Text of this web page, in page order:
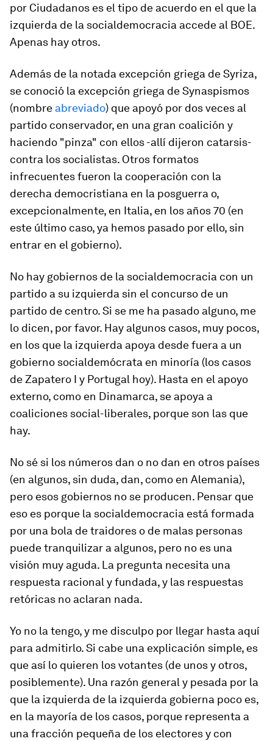
por Ciudadanos es el tipo de acuerdo en el que la
izquierda de la socialdemocracia accede al BOE.
Apenas hay otros.
Además de la notada excepción griega deSyriza,
se conoció la excepción griega deSynaspismos
(nombre abreviado) que apoyó por dos veces al
partido conservador, en una gran coalición y
haciendo "pinza" con ellos -allí dijeron catarsis-
contra los socialistas. Otros formatos
infrecuentes fueron la cooperación con la
derecha democristiana en la posguerra o,
excepcionalmente, en Italia, en los años 70 (en
este último caso, ya hemos pasado por ello, sin
entrar en el gobierno).
No hay gobiernos de la socialdemocracia con un
partido a su izquierda sin el concurso de un
partido de centro. Si se me ha pasado alguno, me
lo dicen, por favor. Hay algunos casos, muy pocos,
en los que la izquierda apoya desde fuera a un
gobierno socialdemócrata en minoría (los casos
de Zapatero I y Portugal hoy). Hasta en el apoyo
externo, como en Dinamarca, se apoya a
coaliciones social-liberales, porque son las que
hay.
No sé si los números dan o no dan en otros países
(en algunos, sin duda, dan, como en Alemania),
pero esos gobiernos no se producen. Pensar que
eso es porque la socialdemocracia está formada
por una bola de traidores o de malas personas
puede tranquilizar a algunos, pero no es una
visión muy aguda. La pregunta necesita una
respuesta racional y fundada, y las respuestas
retóricas no aclaran nada.
Yo no la tengo, y me disculpo por llegar hasta aquí
para admitirlo. Si cabe una explicación simple, es
que así lo quieren los votantes (de unos y otros,
posiblemente). Una razón general y pesada por la
que la izquierda de la izquierda gobierna poco es,
en la mayoría de los casos, porque representa a
una fracción pequeña de los electores y con